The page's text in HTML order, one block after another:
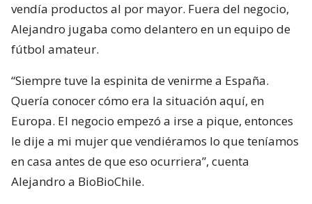
vendía productos al por mayor. Fuera del negocio,
Alejandro jugaba como delantero en un equipo de
fútbol amateur.
“Siempre tuve la espinita de venirme a España.
Quería conocer cómo era la situación aquí, en
Europa. El negocio empezó a irse a pique, entonces
le dije a mi mujer que vendiéramos lo que teníamos
en casa antes de que eso ocurriera”, cuenta
Alejandro a BioBioChile.